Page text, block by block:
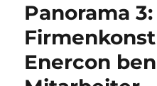
Panorama
Enercon